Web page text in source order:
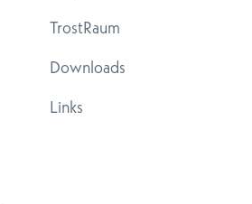
TrostRaum
Downloads
Links